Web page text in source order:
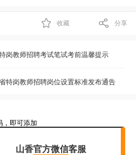
收藏 分享
岗教师招聘考试笔试考前温馨提示
特岗教师招聘岗位设置标准发布通告
，即可添加
山香官方微信客服